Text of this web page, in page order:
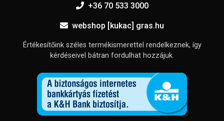
+36 70 533 3000
webshop [kukac] gras.hu
Értékesítőink széles termékismerettel rendelkeznek, így
kérdéseivel bátran fordulhat hozzájuk.